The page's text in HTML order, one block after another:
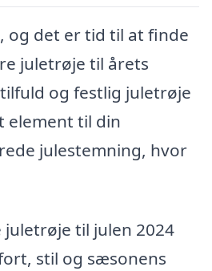
og det er tid til at finde
juletrøje til årets
og festlig juletrøje
element til din
julestemning, hvor
juletrøje til julen 2024
stil og sæsonens